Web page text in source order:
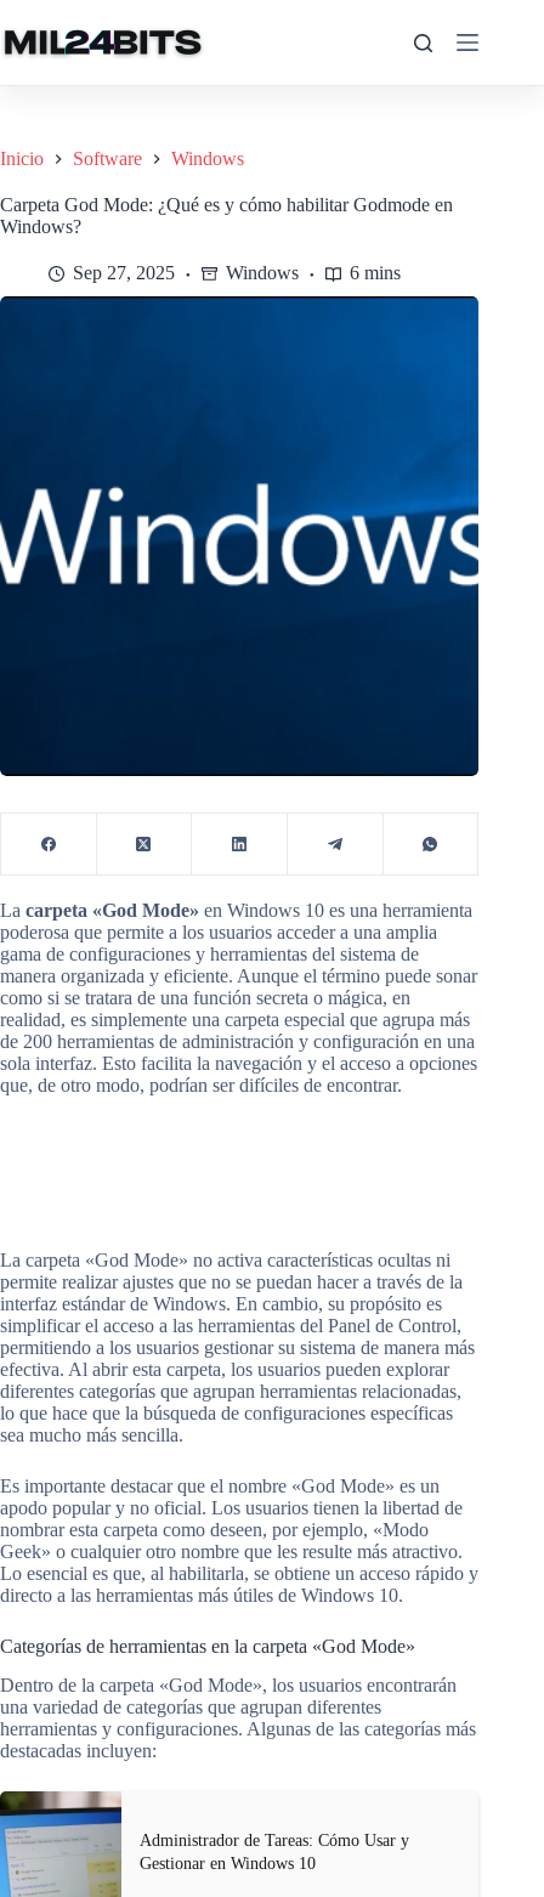
al
contenido
Inicio Software Windows
Carpeta God Mode: ¿Qué es y cómo habilitar Godmode en
Windows?
Sep 27, 2025 Windows 6 mins
La carpeta «God Mode» en Windows 10 es una herramienta
poderosa que permite a los usuarios acceder a una amplia
gama de configuraciones y herramientas del sistema de
manera organizada y eficiente. Aunque el término puede sonar
como si se tratara de una función secreta o mágica, en
realidad, es simplemente una carpeta especial que agrupa más
de 200 herramientas de administración y configuración en una
sola interfaz. Esto facilita la navegación y el acceso a opciones
que, de otro modo, podrían ser difíciles de encontrar.
La carpeta «God Mode» no activa características ocultas ni
permite realizar ajustes que no se puedan hacer a través de la
interfaz estándar de Windows. En cambio, su propósito es
simplificar el acceso a las herramientas del Panel de Control,
permitiendo a los usuarios gestionar su sistema de manera más
efectiva. Al abrir esta carpeta, los usuarios pueden explorar
diferentes categorías que agrupan herramientas relacionadas,
lo que hace que la búsqueda de configuraciones específicas
sea mucho más sencilla.
Es importante destacar que el nombre «God Mode» es un
apodo popular y no oficial. Los usuarios tienen la libertad de
nombrar esta carpeta como deseen, por ejemplo, «Modo
Geek» o cualquier otro nombre que les resulte más atractivo.
Lo esencial es que, al habilitarla, se obtiene un acceso rápido y
directo a las herramientas más útiles de Windows 10.
Categorías de herramientas en la carpeta «God Mode»
Dentro de la carpeta «God Mode», los usuarios encontrarán
una variedad de categorías que agrupan diferentes
herramientas y configuraciones. Algunas de las categorías más
destacadas incluyen:
Administrador de Tareas: Cómo Usar y
Gestionar en Windows 10